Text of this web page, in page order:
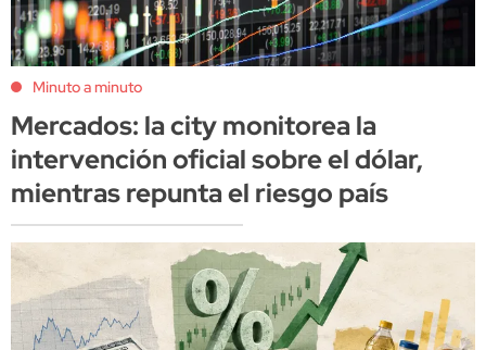
Minuto a minuto
Mercados: la city monitorea la
intervención oficial sobre el dólar,
mientras repunta el riesgo país